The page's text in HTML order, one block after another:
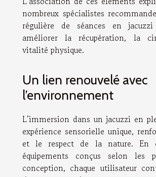
nombreux spécialistes
régulière de séances en
améliorer la récupération, la
vitalité physique.
Un lien renouvelé avec
l’environnement
L’immersion dans un jacuzzi en
expérience sensorielle unique,
et le respect de la nature. En
équipements conçus selon les
conception, chaque utilisateur